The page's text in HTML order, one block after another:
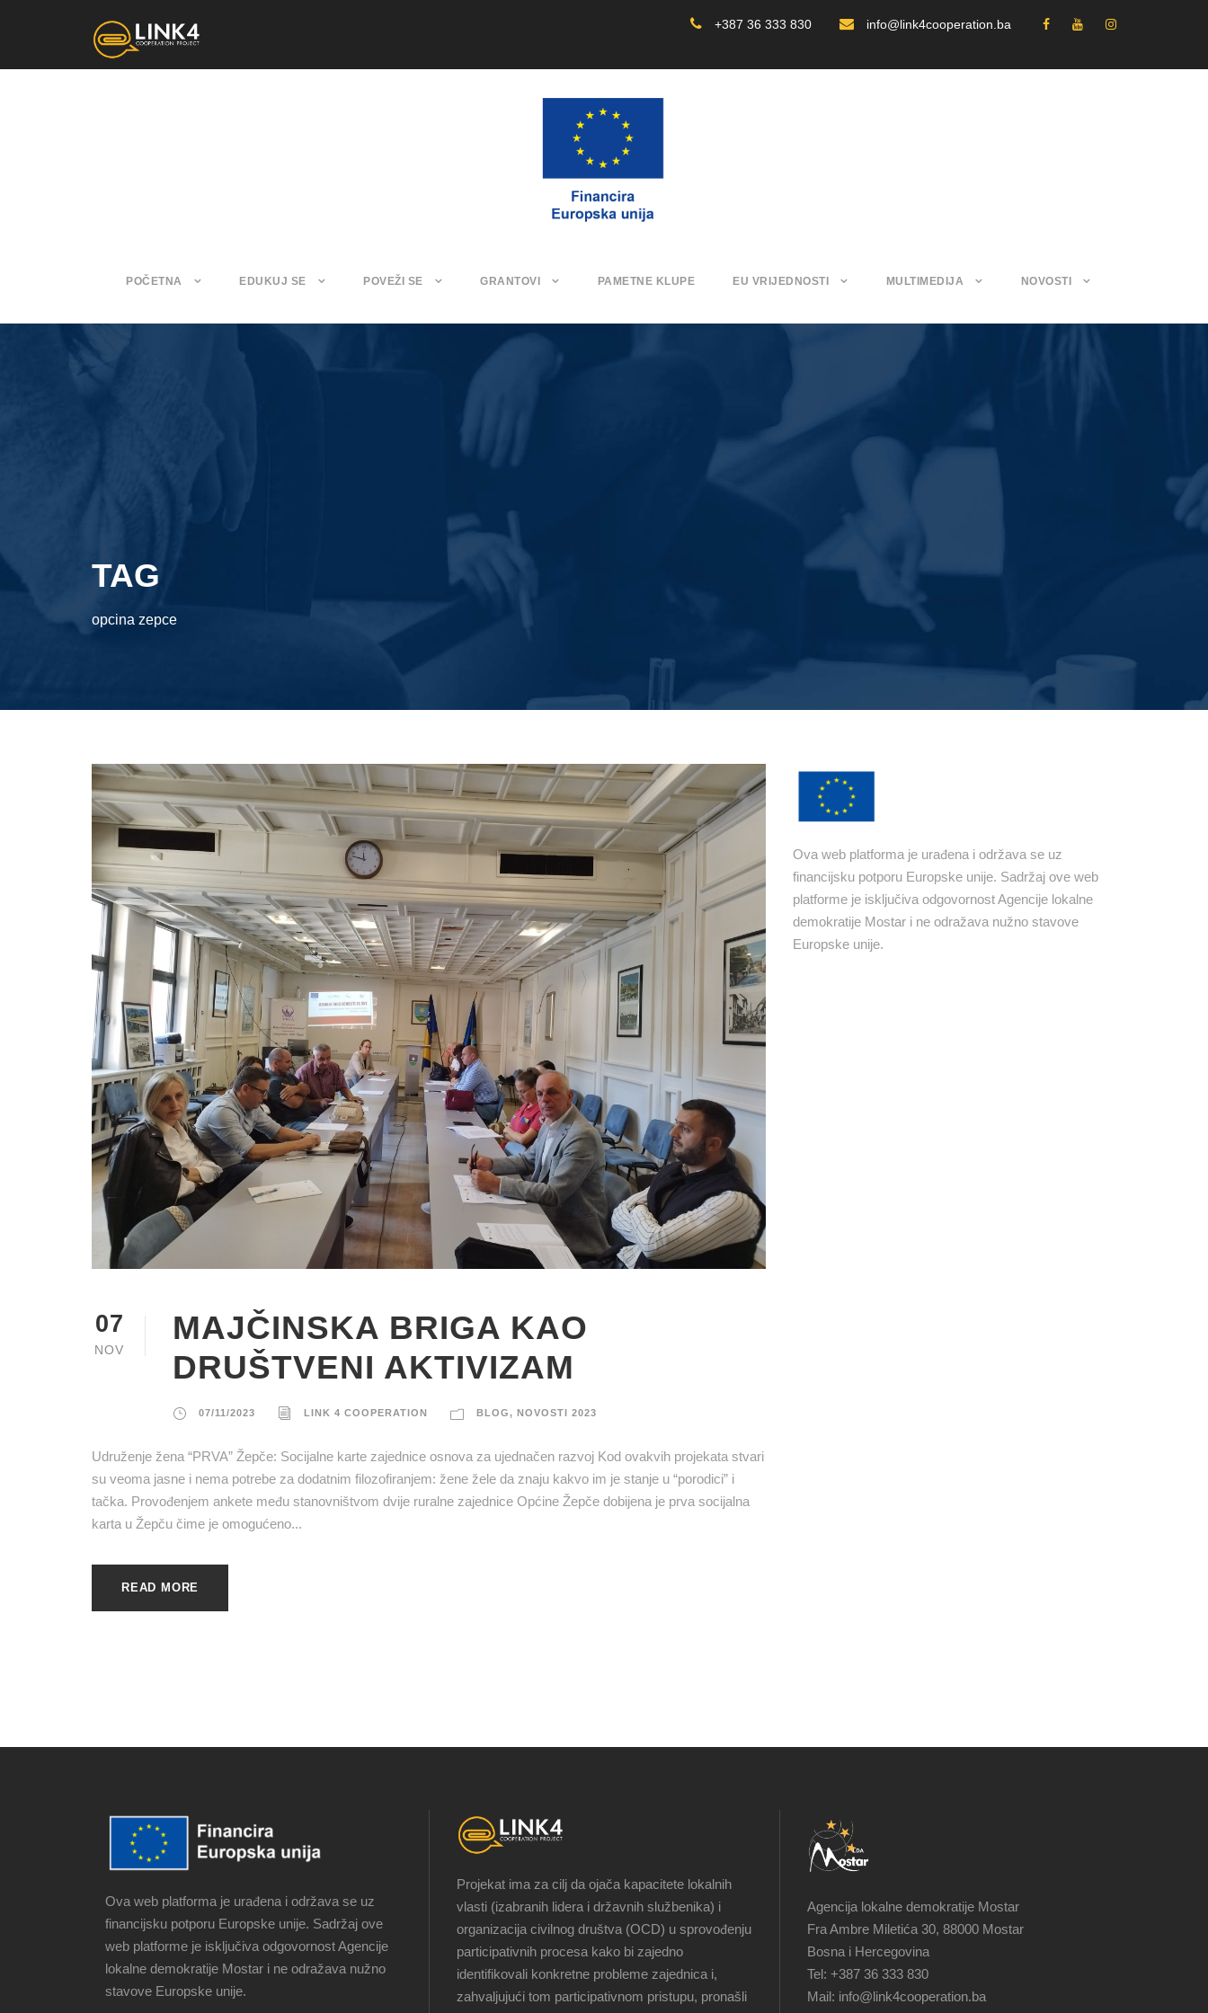
+387 36 333 830 info@link4cooperation.ba
POČETNA EDUKUJ SE POVEŽI SE GRANTOVI PAMETNE KLUPE EU VRIJEDNOSTI MULTIMEDIJA NOVOSTI
TAG
opcina zepce
07
NOV
MAJČINSKA BRIGA KAO
DRUŠTVENI AKTIVIZAM
07/11/2023 LINK 4 COOPERATION BLOG, NOVOSTI 2023
Udruženje žena “PRVA” Žepče: Socijalne karte zajednice osnova za ujednačen razvoj Kod ovakvih projekata stvari
su veoma jasne i nema potrebe za dodatnim filozofiranjem: žene žele da znaju kakvo im je stanje u “porodici” i
tačka. Provođenjem ankete među stanovništvom dvije ruralne zajednice Općine Žepče dobijena je prva socijalna
karta u Žepču čime je omogućeno...
READ MORE
Ova web platforma je urađena i održava se uz
financijsku potporu Europske unije. Sadržaj ove web
platforme je isključiva odgovornost Agencije lokalne
demokratije Mostar i ne odražava nužno stavove
Europske unije.
Ova web platforma je urađena i održava se uz
financijsku potporu Europske unije. Sadržaj ove
web platforme je isključiva odgovornost Agencije
lokalne demokratije Mostar i ne odražava nužno
stavove Europske unije.
Projekat ima za cilj da ojača kapacitete lokalnih
vlasti (izabranih lidera i državnih službenika) i
organizacija civilnog društva (OCD) u sprovođenju
participativnih procesa kako bi zajedno
identifikovali konkretne probleme zajednica i,
zahvaljujući tom participativnom pristupu, pronašli
Agencija lokalne demokratije Mostar
Fra Ambre Miletića 30, 88000 Mostar
Bosna i Hercegovina
Tel: +387 36 333 830
Mail: info@link4cooperation.ba